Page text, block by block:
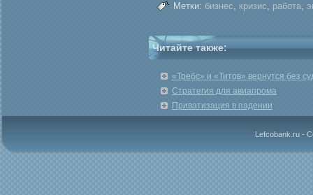
Метки: бизнес, кризис, работа,
Читайте также:
«Требс» и «Титов» вернутся без
Стратегия для авиапрома
Приватизация в падении
Lefcobank.ru -